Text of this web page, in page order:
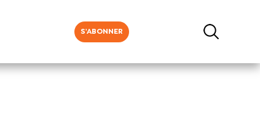
S'ABONNER